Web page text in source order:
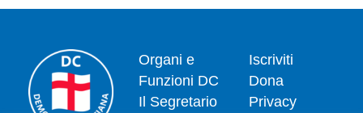
Organi e
Funzioni DC
Il Segretario
Iscriviti
Dona
Privacy